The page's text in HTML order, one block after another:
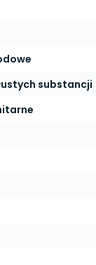
substancji